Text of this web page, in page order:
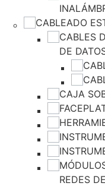
CABLEADO
CABLES
DE
CAJA
REDES